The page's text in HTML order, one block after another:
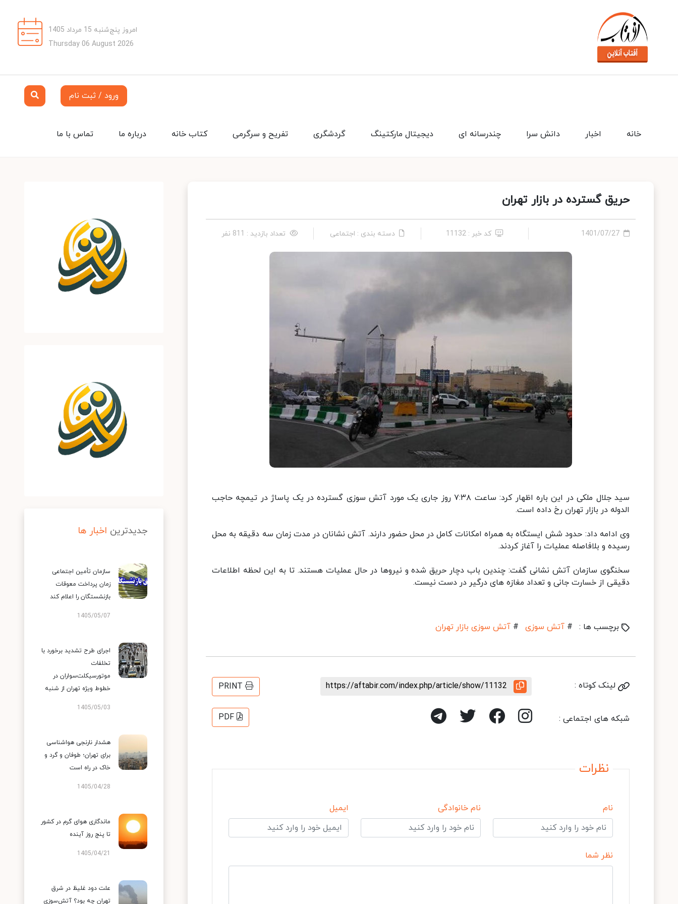
امروز پنج‌شنبه 15 مرداد 1405
Thursday 06 August 2026
ورود / ثبت نام
تماس با ما درباره ما کتاب خانه تفریح و سرگرمی گردشگری دیجیتال مارکتینگ چندرسانه ای دانش سرا اخبار خانه
حریق گسترده در بازار تهران
1401/07/27 کد خبر : 11132 دسته بندی : اجتماعی تعداد بازدید : 811 نفر
سید جلال ملکی در این باره اظهار کرد: ساعت ٧:٣٨ روز جاری یک مورد آتش سوزی گسترده در یک پاساژ در تیمچه حاجب
الدوله در بازار تهران رخ داده است.
وی ادامه داد: حدود شش ایستگاه به همراه امکانات کامل در محل حضور دارند. آتش نشانان در مدت زمان سه دقیقه به محل
رسیده و بلافاصله عملیات را آغاز کردند.
سخنگوی سازمان آتش نشانی گفت: چندین باب دچار حریق شده و نیروها در حال عملیات هستند. تا به این لحظه اطلاعات
دقیقی از خسارت جانی و تعداد مغازه های درگیر در دست نیست.
برچسب ها : # آتش سوزی # آتش سوزی بازار تهران
لینک کوتاه : https://aftabir.com/index.php/article/show/11132
PRINT
شبکه های اجتماعی : PDF
نظرات
نام نام خانوادگی ایمیل
نظر شما
جدیدترین اخبار ها
سازمان تأمین اجتماعی
زمان پرداخت معوقات
بازنشستگان را اعلام کند
1405/05/07
اجرای طرح تشدید برخورد با
تخلفات
موتورسیکلت‌سواران در
خطوط ویژه تهران از شنبه
1405/05/03
هشدار نارنجی هواشناسی
برای تهران؛ طوفان و گرد و
خاک در راه است
1405/04/28
ماندگاری هوای گرم در کشور
تا پنج روز آینده
1405/04/21
علت دود غلیظ در شرق
تهران چه بود؟ آتش‌سوزی